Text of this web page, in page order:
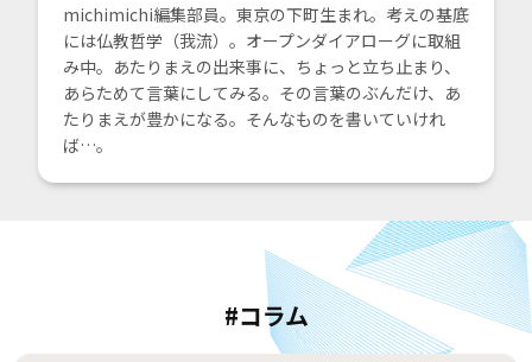
michimichi編集部員。東京の下町生まれ。考えの基底
には仏教哲学（我流）。オープンダイアローグに取組
み中。あたりまえの出来事に、ちょっと立ち止まり、
あらためて言葉にしてみる。その言葉のぶんだけ、あ
たりまえが豊かになる。そんなものを書いていけれ
ば…。
#コラム